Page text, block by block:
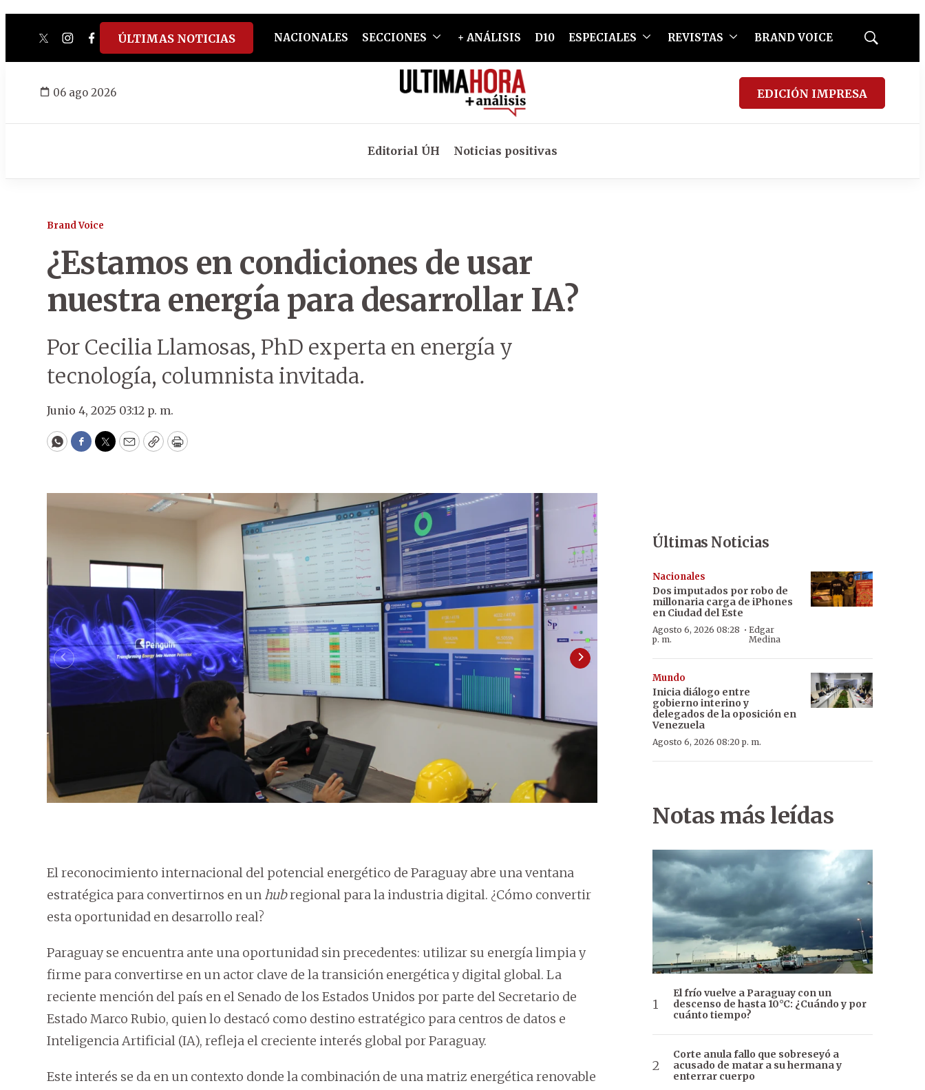
twitterinstagram
facebook
tiktokyoutube
spotify
ÚLTIMAS NOTICIAS NACIONALES SECCIONES + ANÁLISIS D10 ESPECIALES REVISTAS BRAND VOICE
Mostrar
06 ago 2026 EDICIÓN IMPRESA
Editorial ÚH Noticias positivas
Brand Voice
¿Estamos en condiciones de usar
nuestra energía para desarrollar IA?
Por Cecilia Llamosas, PhD experta en energía y
tecnología, columnista invitada.
Junio 4, 2025 03:12 p. m.
WhatsApp
Facebook
Twitter
EmailCopyPrint
El reconocimiento internacional del potencial energético de Paraguay abre una ventana
estratégica para convertirnos en un hubregional para la industria digital. ¿Cómo convertir
esta oportunidad en desarrollo real?
Paraguay se encuentra ante una oportunidad sin precedentes: utilizar su energía limpia y
firme para convertirse en un actor clave de la transición energética y digital global. La
reciente mención del país en el Senado de los Estados Unidos por parte del Secretario de
Estado Marco Rubio, quien lo destacó como destino estratégico para centros de datos e
Inteligencia Artificial (IA), refleja el creciente interés global por Paraguay.
Este interés se da en un contexto donde la combinación de una matriz energética renovable
Últimas Noticias
Nacionales
Dos imputados por robo de
millonaria carga de iPhones
en Ciudad del Este
Agosto 6, 2026 08:28
p. m.
· Edgar
Medina
Mundo
Inicia diálogo entre
gobierno interino y
delegados de la oposición en
Venezuela
Agosto 6, 2026 08:20 p. m.
Notas más leídas
El frío vuelve a Paraguay con un
descenso de hasta 10°C: ¿Cuándo y por
cuánto tiempo?
Corte anula fallo que sobreseyó a
acusado de matar a su hermana y
enterrar cuerpo